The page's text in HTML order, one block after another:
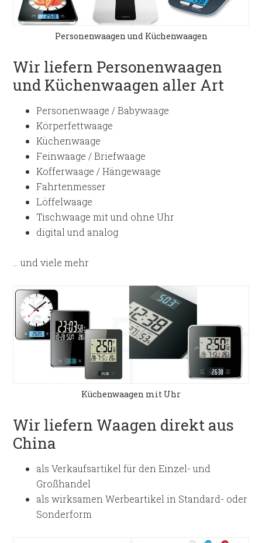
Personenwaagen und Küchenwaagen
Wir liefern Personenwaagen
und Küchenwaagen aller Art
Personenwaage / Babywaage
Körperfettwaage
Küchenwaage
Feinwaage / Briefwaage
Kofferwaage / Hängewaage
Fahrtenmesser
Löffelwaage
Tischwaage mit und ohne Uhr
digital und analog
… und viele mehr
Küchenwaagen mit Uhr
Wir liefern Waagen direkt aus
China
als Verkaufsartikel für den Einzel- und
Großhandel
als wirksamen Werbeartikel in Standard- oder
Sonderform